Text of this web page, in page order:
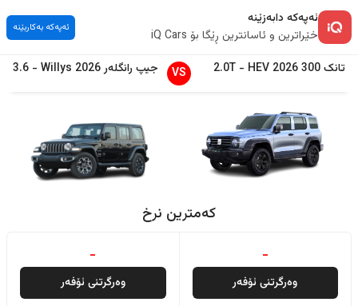
ئەپەکە دابەزێنە
خێراترین و ئاسانترین ڕێگا بۆ iQ Cars
ئەپەکە بەکاربێنە
تانک300
2026
HEV
-
2.0T
VS جیپ رانگلەر2026
Willys
-
3.6
کەمترین نرخ
-
وەرگرتنی ئۆفەر
-
وەرگرتنی ئۆفەر